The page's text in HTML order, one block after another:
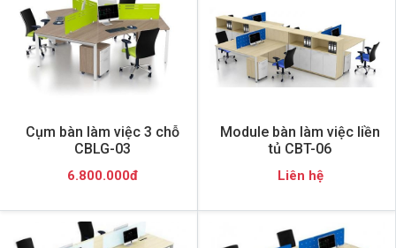
Cụm bàn làm việc 3 chỗ
CBLG-03
6.800.000đ
Module bàn làm việc liền
tủ CBT-06
Liên hệ